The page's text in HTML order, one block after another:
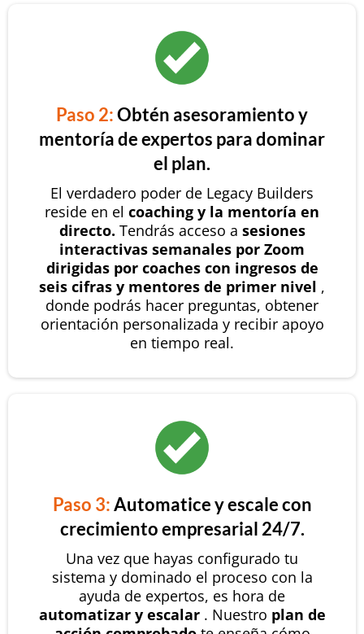
Paso 2:Obtén asesoramiento y
mentoría de expertos para dominar
el plan.
El verdadero poder de Legacy Builders
reside en el coaching y la mentoría en
directo. Tendrás acceso a sesiones
interactivas semanales por Zoom
dirigidas por coaches con ingresos de
seis cifras y mentores de primer nivel ,
donde podrás hacer preguntas, obtener
orientación personalizada y recibir apoyo
en tiempo real.
Paso 3:Automatice y escale con
crecimiento empresarial 24/7.
Una vez que hayas configurado tu
sistema y dominado el proceso con la
ayuda de expertos, es hora de
automatizar y escalar. Nuestro plan de